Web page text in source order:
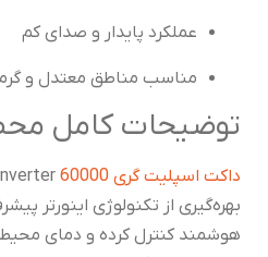
عملکرد پایدار و صدای کم
مناسب مناطق معتدل و
توضیحات کامل
داکت اسپلیت گری 60000
بهره‌گیری از تکنولوژی اینورتر
هوشمند کنترل کرده و دمای